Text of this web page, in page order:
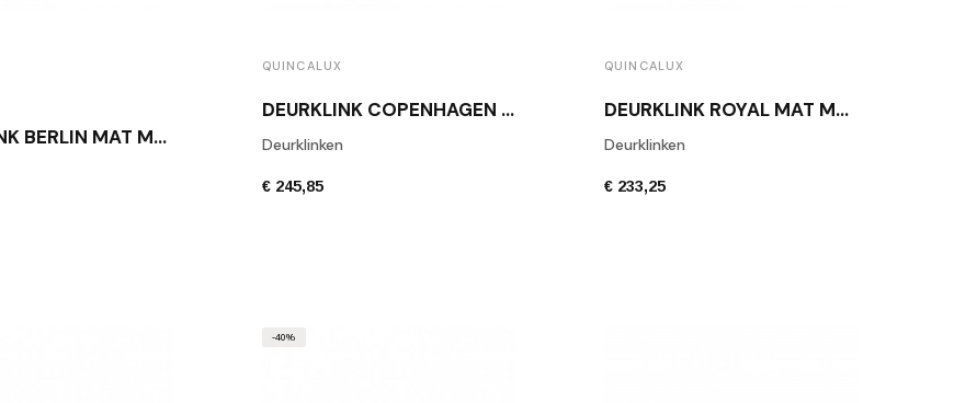
DEURKLINK BERLIN MAT MESSING
QUINCALUX
DEURKLINK COPENHAGEN MAT MESSING
Deurklinken
€ 245,85
QUINCALUX
DEURKLINK ROYAL MAT MESSING
Deurklinken
€ 233,25
-40%